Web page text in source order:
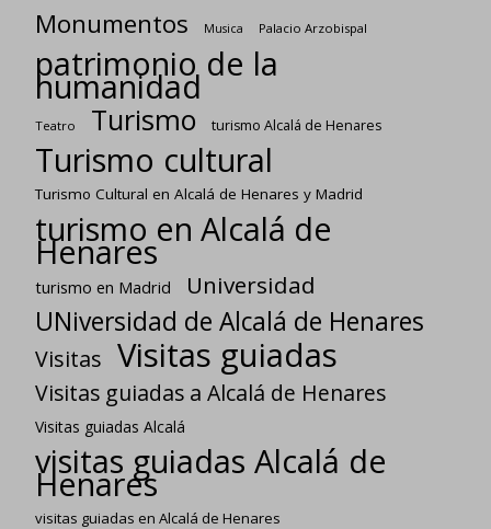
Monumentos Musica Palacio Arzobispal
patrimonio de la
humanidad
Teatro Turismo turismo Alcalá de Henares
Turismo cultural
Turismo Cultural en Alcalá de Henares y Madrid
turismo en Alcalá de
Henares
turismo en Madrid Universidad
UNiversidad de Alcalá de Henares
Visitas Visitas guiadas
Visitas guiadas a Alcalá de Henares
Visitas guiadas Alcalá
visitas guiadas Alcalá de
Henares
visitas guiadas en Alcalá de Henares